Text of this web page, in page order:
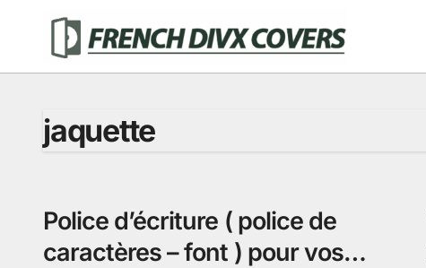
jaquette
Police d’écriture ( police de
caractères – font ) pour vos